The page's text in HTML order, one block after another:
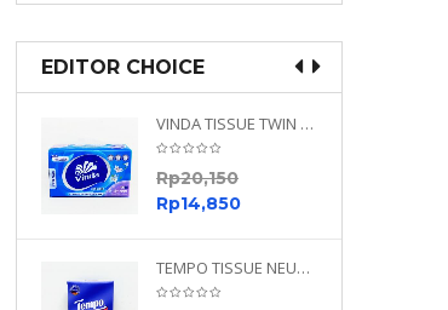
EDITOR CHOICE
VINDA TISSUE TWIN PACK 2 X 330 S
Rp20,150
Rp14,850
TEMPO TISSUE NEUTRAL PETIT 4PLY